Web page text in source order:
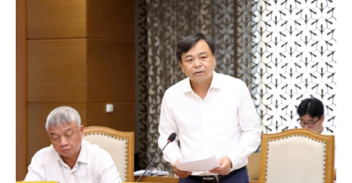
ngành kinh tế, phát huy vai trò của các hệ sinh thái
tự nhiên trong hấp thụ và lưu giữ carbon.